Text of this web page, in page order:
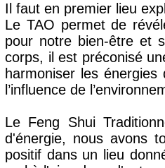
Il faut en premier lieu
Le TAO permet de
pour notre bien-être et
corps, il est préconisé
harmoniser les
l’influence de
Le Feng Shui
d'énergie, nous avons
positif dans un lieu